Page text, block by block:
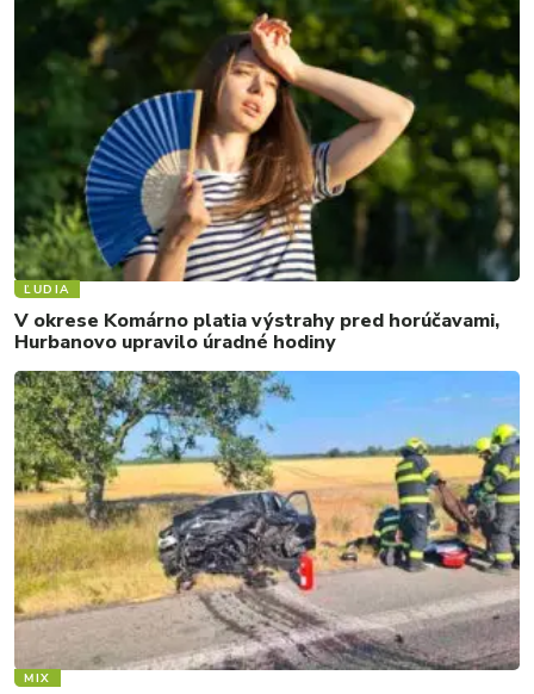
ĽUDIA
V okrese Komárno platia výstrahy pred horúčavami,
Hurbanovo upravilo úradné hodiny
MIX